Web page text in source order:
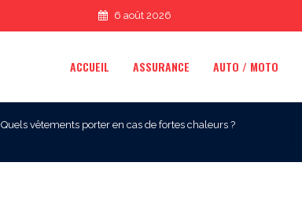
6 août 2026
ACCUEIL ASSURANCE AUTO / MOTO
Quels vêtements porter en cas de fortes chaleurs ?